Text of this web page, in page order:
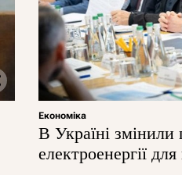
Економіка
В Україні змінили
електроенергії